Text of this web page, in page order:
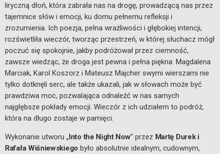
liryczną dłoń, która zabrała nas na drogę, prowadzącą nas przez
tajemnice słów i emocji, ku domu pełnemu refleksji i
zrozumienia. Ich poezja, pełna wrażliwości i głębokiej intencji,
rozświetliła wieczór, tworząc przestrzeń, w której słuchacz mógł
poczuć się spokojnie, jakby podróżował przez ciemność,
zawsze wiedząc, że droga jest pewna i pełna piękna. Magdalena
Marciak, Karol Koszorz i Mateusz Majcher swymi wierszami nie
tylko dotknęli serc, ale także ukazali, jak w słowach może być
prawdziwa moc, pozwalająca odnaleźć w nas samych
najgłębsze pokłady emocji. Wieczór z ich udziałem to podróż,
która na długo zostaje w pamięci.
Wykonanie utworu „Into the Night Now” przez Martę Durek i
Rafała Wiśniewskiego było absolutnie idealnym, cudownym,